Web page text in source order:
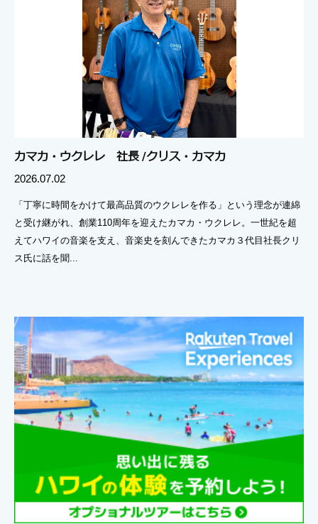
カマカ・ウクレレ 社長 /クリス・カマカ
2026.07.02
「丁寧に時間をかけて最高品質のウクレレを作る」という理念が連綿
と受け継がれ、創業110周年を迎えたカマカ・ウクレレ。一世紀を超
えてハワイの音楽を支え、音楽史を刻んできたカマカ３代目社長クリ
ス氏に話を聞...